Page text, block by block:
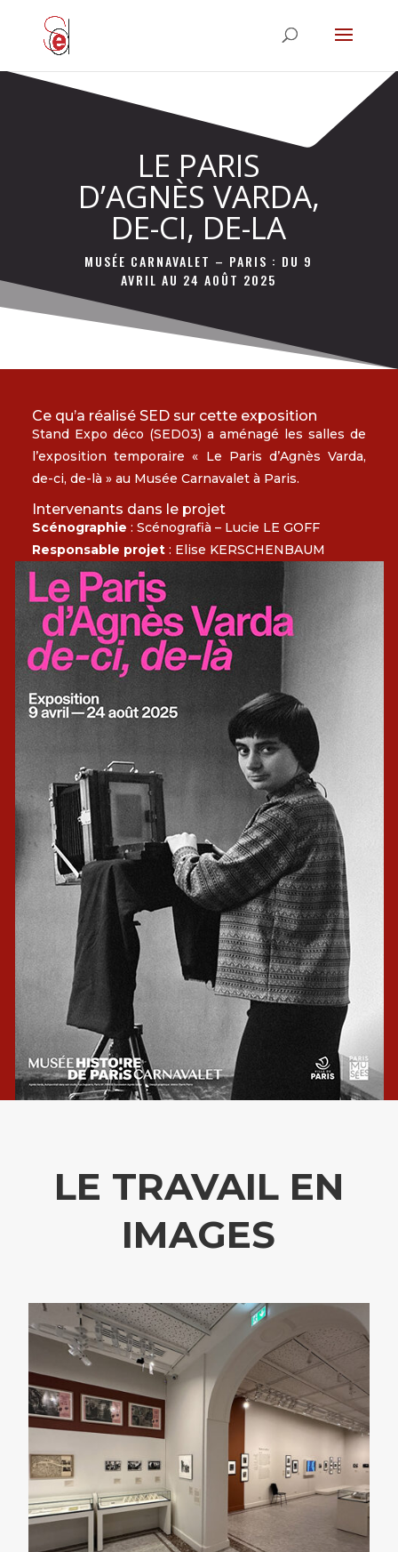
LE PARIS
D’AGNÈS VARDA,
DE-CI, DE-LA
MUSÉE CARNAVALET – PARIS : DU 9
AVRIL AU 24 AOÛT 2025
Ce qu’a réalisé SED sur cette exposition
Stand Expo déco (SED03) a aménagé les salles de
l’exposition temporaire « Le Paris d’Agnès Varda,
de-ci, de-là » au Musée Carnavalet à Paris.
Intervenants dans le projet
Scénographie : Scénografià – Lucie LE GOFF
Responsable projet: Elise KERSCHENBAUM
LE TRAVAIL EN
IMAGES